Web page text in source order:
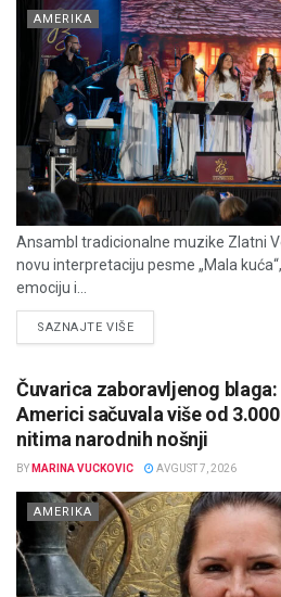
AMERIKA
Ansambl tradicionalne muzike Zlatni
novu interpretaciju pesme „Mala
emociju i...
SAZNAJTE VIŠEDETAILS
Čuvarica zaboravljenog blaga:
Americi sačuvala više od
nitima narodnih nošnji
BY MARINA VUCKOVIC AVGUST 7, 2026
AMERIKA